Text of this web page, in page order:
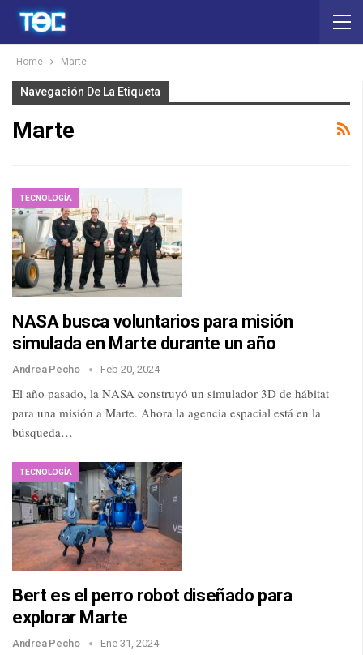
Home Marte
Navegación De La Etiqueta
Marte
TECNOLOGÍA
NASA busca voluntarios para misión
simulada en Marte durante un año
Andrea Pecho Feb 20, 2024
El año pasado, la NASA construyó un simulador 3D de hábitat
para una misión a Marte. Ahora la agencia espacial está en la
búsqueda…
TECNOLOGÍA
Bert es el perro robot diseñado para
explorar Marte
Andrea Pecho Ene 31, 2024